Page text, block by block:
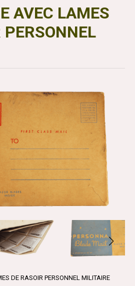
AVEC LAMES
PERSONNEL
DE RASOIR PERSONNEL MILITAIRE